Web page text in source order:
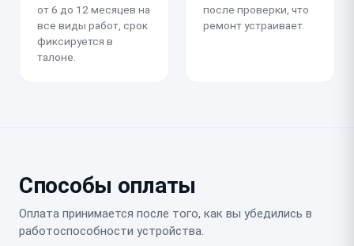
от 6 до 12 месяцев на
все виды работ, срок
фиксируется в
талоне.
после проверки, что
ремонт устраивает.
Способы оплаты
Оплата принимается после того, как вы убедились в
работоспособности устройства.